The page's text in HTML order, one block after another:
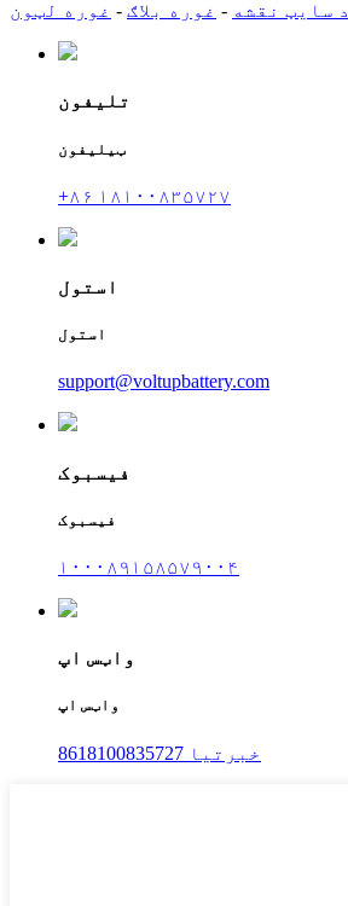
د سایټ نقشه - غوره بلاګ - غوره لټون
تلیفون
ټیلیفون
+۸۶ ۱۸۱۰۰۸۳۵۷۲۷
استول
استول
support@voltupbattery.com
فیسبوک
فیسبوک
۱۰۰۰۸۹۱۵۸۵۷۹۰۰۴
واټس اپ
واټس اپ
8618100835727 خبرتیا